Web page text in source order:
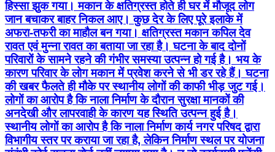
हिस्सा झुक गया। मकान के क्षतिग्रस्त होते ही घर में मौजूद लोग
जान बचाकर बाहर निकल आए। कुछ देर के लिए पूरे इलाके में
अफरा-तफरी का माहौल बन गया। क्षतिग्रस्त मकान कपिल देव
रावत एवं मुन्ना रावत का बताया जा रहा है। घटना के बाद दोनों
परिवारों के सामने रहने की गंभीर समस्या उत्पन्न हो गई है। भय के
कारण परिवार के लोग मकान में प्रवेश करने से भी डर रहे हैं। घटना
की खबर फैलते ही मौके पर स्थानीय लोगों की काफी भीड़ जुट गई।
लोगों का आरोप है कि नाला निर्माण के दौरान सुरक्षा मानकों की
अनदेखी और लापरवाही के कारण यह स्थिति उत्पन्न हुई है।
स्थानीय लोगों का आरोप है कि नाला निर्माण कार्य नगर परिषद द्वारा
विभागीय स्तर पर कराया जा रहा है, लेकिन निर्माण स्थल पर योजना